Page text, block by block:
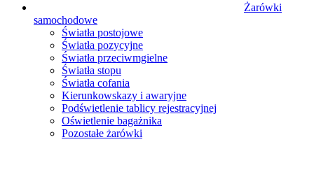
Żarówki
samochodowe
Światła postojowe
Światła pozycyjne
Światła przeciwmgielne
Światła stopu
Światła cofania
Kierunkowskazy i awaryjne
Podświetlenie tablicy rejestracyjnej
Oświetlenie bagażnika
Pozostałe żarówki